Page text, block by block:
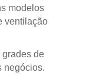
modelos
ventilação
grades de
negócios.